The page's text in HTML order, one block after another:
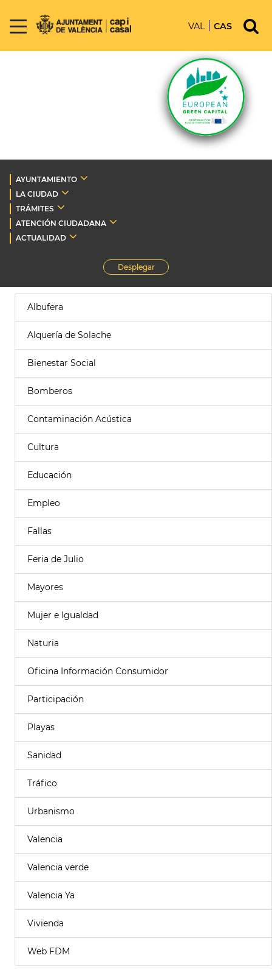
VAL CAS
AYUNTAMIENTO
LA CIUDAD
TRÁMITES
ATENCIÓN CIUDADANA
ACTUALIDAD
Desplegar
Albufera
Alquería de Solache
Bienestar Social
Bomberos
Contaminación Acústica
Cultura
Educación
Empleo
Fallas
Feria de Julio
Mayores
Mujer e Igualdad
Naturia
Oficina Información Consumidor
Participación
Playas
Sanidad
Tráfico
Urbanismo
Valencia
Valencia verde
Valencia Ya
Vivienda
Web FDM